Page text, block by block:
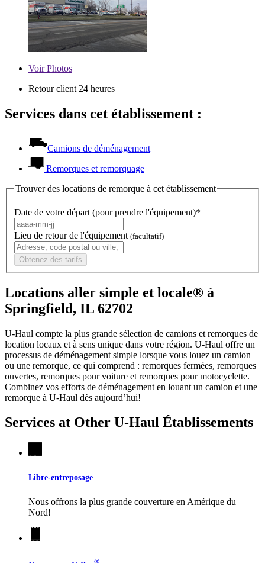
VoirPhotos
Retour client 24 heures
Services dans cet établissement :
Camions de déménagement
Remorques et remorquage
Trouver des locations de remorque à cet établissement
Date de votre départ (pour prendre l'équipement)*
Lieu de retour de l'équipement (facultatif)
Obtenez des tarifs
Locations aller simple et locale® à
Springfield, IL 62702
U-Haul compte la plus grande sélection de camions et remorques de
location locaux et à sens unique dans votre région. U-Haul offre un
processus de déménagement simple lorsque vous louez un camion
ou une remorque, ce qui comprend : remorques fermées, remorques
ouvertes, remorques pour voiture et remorques pour motocyclette.
Combinez vos efforts de déménagement en louant un camion et une
remorque à U-Haul dès aujourd’hui!
Services at Other U-Haul Établissements
Libre-entreposage
Nous offrons la plus grande couverture en Amérique du
Nord!